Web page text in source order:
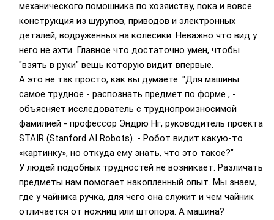
механического помошника по хозяиству, пока и вовсе
конструкция из шурупов, приводов и электронных
деталей, водруженных на колесики. Неважно что вид у
него не ахти. Главное что достаточно умен, чтобы
"взять в руки" вещь которую видит впервые.
А это не так просто, как вы думаете. "Для машины
самое трудное - распознать предмет по форме , -
объясняет исследователь с труднопроизносимой
фамилией - профессор Эндрю Нг, руководитель проекта
STAIR (Stanford AI Robots). - Робот видит какую-то
«картинку», но откуда ему знать, что это такое?"
У людей подобных трудностей не возникает. Различать
предметы нам помогает накопленный опыт. Мы знаем,
где у чайника ручка, для чего она служит и чем чайник
отличается от ножниц или штопора. А машина?